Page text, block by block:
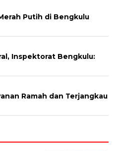
Putih di Bengkulu
Inspektorat Bengkulu:
Ramah dan Terjangkau